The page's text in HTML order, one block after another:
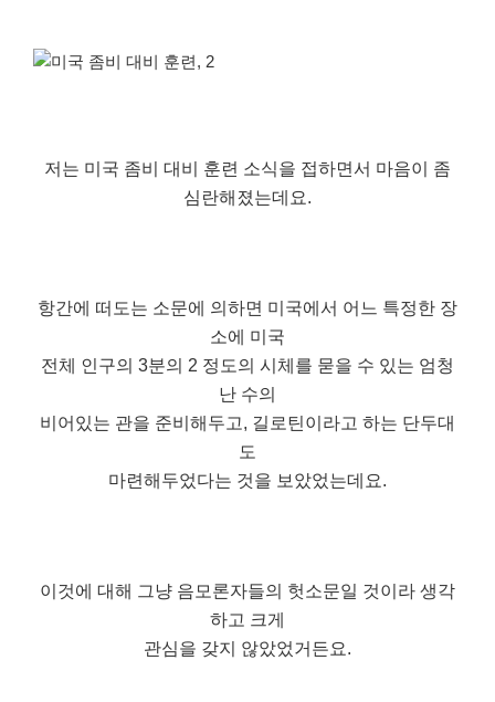
저는 미국 좀비 대비 훈련 소식을 접하면서 마음이 좀
심란해졌는데요.
항간에 떠도는 소문에 의하면 미국에서 어느 특정한 장
소에 미국
전체 인구의 3분의 2 정도의 시체를 묻을 수 있는 엄청
난 수의
비어있는 관을 준비해두고, 길로틴이라고 하는 단두대
도
마련해두었다는 것을 보았었는데요.
이것에 대해 그냥 음모론자들의 헛소문일 것이라 생각
하고 크게
관심을 갖지 않았었거든요.